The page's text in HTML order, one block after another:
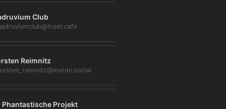
Club
Reimnitz
Phantastische Projekt